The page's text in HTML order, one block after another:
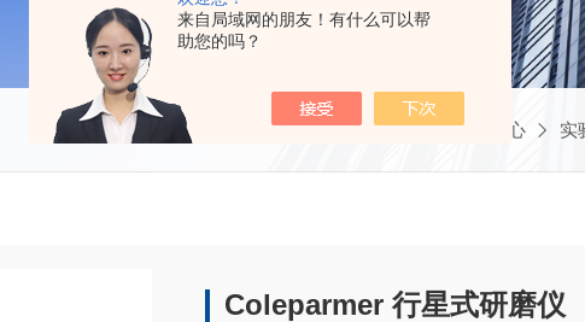
来自局域网的朋友！有什么可以帮
助您的吗？
当前位置：首页 产品中心 实
Coleparmer 行星式研磨仪